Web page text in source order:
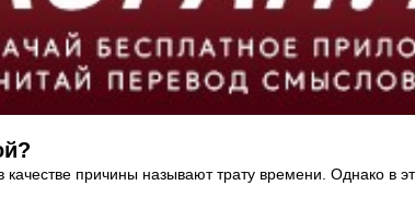
причины называют трату времени. Однако